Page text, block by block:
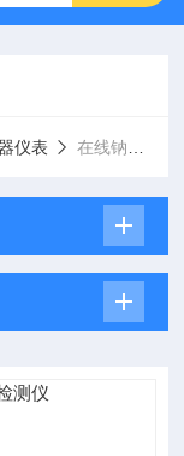
仪表 在线钠离子检测仪